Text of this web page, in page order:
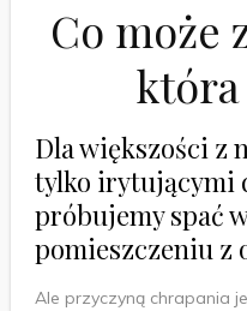
Co może
Dla większości z
tylko irytującymi
próbujemy spać
pomieszczeniu z
Ale przyczyną chrapania